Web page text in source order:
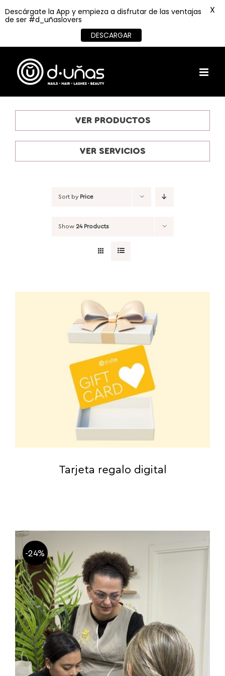
content
VER PRODUCTOS
VER SERVICIOS
Sort by Price
Show 24 Products
Tarjeta regalo digital
-24%
Descárgate la App y empieza a disfrutar de las ventajas
de ser #d_uñaslovers
DESCARGAR
X